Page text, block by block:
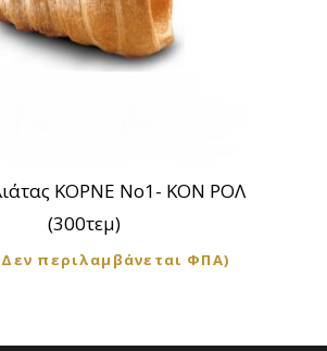
ΚΟΡΝΕ Νο1- ΚΟΝ ΡΟΛ
(300τεμ)
περιλαμβάνεται ΦΠΑ)